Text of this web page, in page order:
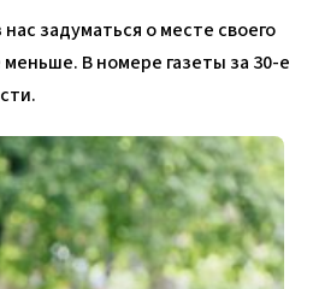
задуматься о месте своего
В номере газеты за 30-е